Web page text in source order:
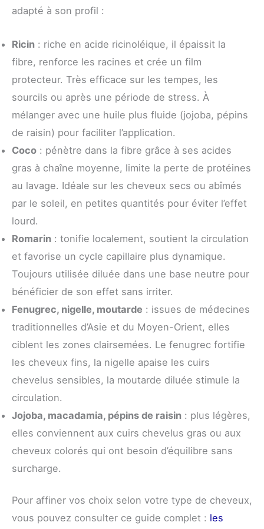
adapté à son profil :
Ricin : riche en acide ricinoléique, il épaissit la
fibre, renforce les racines et crée un film
protecteur. Très efficace sur les tempes, les
sourcils ou après une période de stress. À
mélanger avec une huile plus fluide (jojoba, pépins
de raisin) pour faciliter l’application.
Coco : pénètre dans la fibre grâce à ses acides
gras à chaîne moyenne, limite la perte de protéines
au lavage. Idéale sur les cheveux secs ou abîmés
par le soleil, en petites quantités pour éviter l’effet
lourd.
Romarin : tonifie localement, soutient la circulation
et favorise un cycle capillaire plus dynamique.
Toujours utilisée diluée dans une base neutre pour
bénéficier de son effet sans irriter.
Fenugrec, nigelle, moutarde : issues de médecines
traditionnelles d’Asie et du Moyen-Orient, elles
ciblent les zones clairsemées. Le fenugrec fortifie
les cheveux fins, la nigelle apaise les cuirs
chevelus sensibles, la moutarde diluée stimule la
circulation.
Jojoba, macadamia, pépins de raisin : plus légères,
elles conviennent aux cuirs chevelus gras ou aux
cheveux colorés qui ont besoin d’équilibre sans
surcharge.
Pour affiner vos choix selon votre type de cheveux,
vous pouvez consulter ce guide complet : les